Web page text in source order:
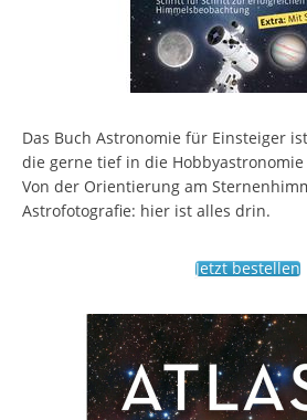
Das Buch Astronomie für Einsteiger
die gerne tief in die
Von der Orientierung am
Astrofotografie: hier ist alles drin.
Jetzt bestellen